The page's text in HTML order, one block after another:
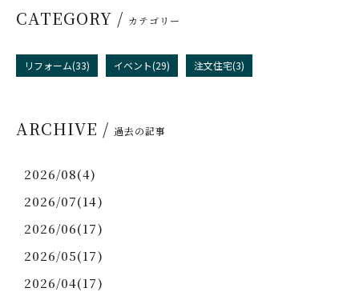
CATEGORY / カテゴリー
リフォーム(33) イベント(29) 注文住宅(3)
ARCHIVE / 過去の記事
2026/08(4)
2026/07(14)
2026/06(17)
2026/05(17)
2026/04(17)